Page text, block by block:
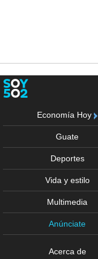
Economía Hoy
Guate
Deportes
Vida y estilo
Multimedia
Anúnciate
Acerca de